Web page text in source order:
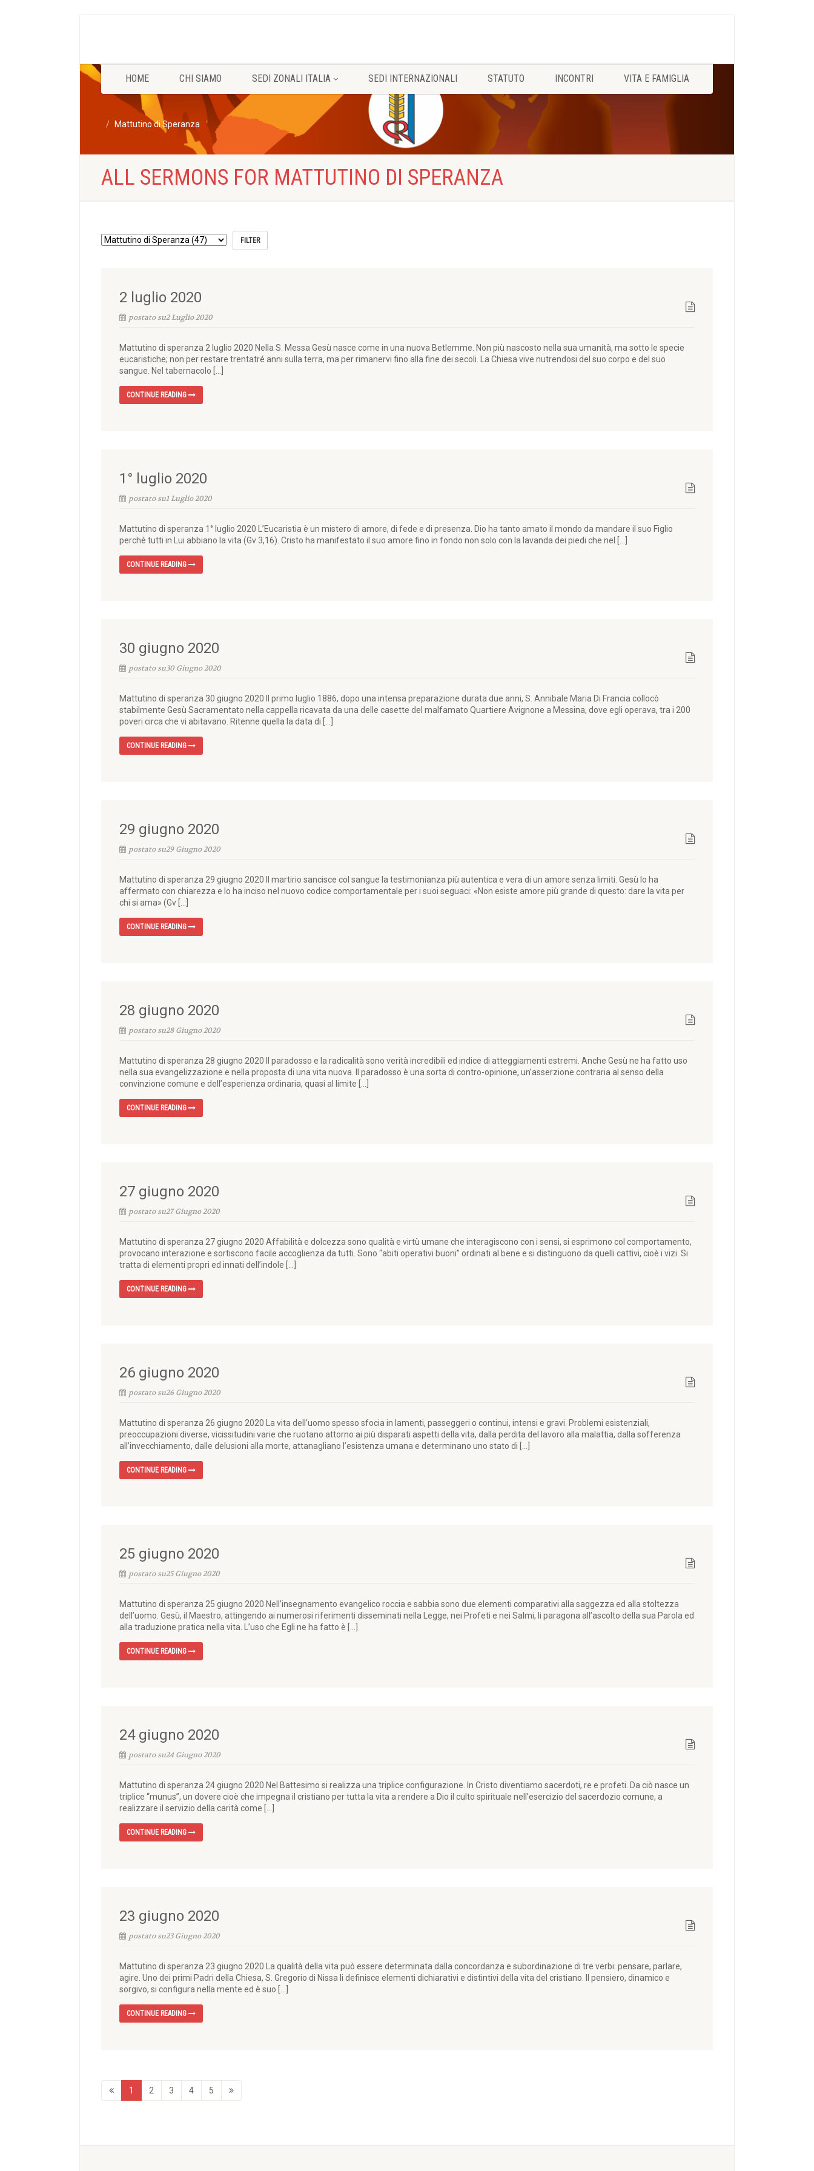
HOME CHI SIAMO SEDI ZONALI ITALIA SEDI INTERNAZIONALI STATUTO INCONTRI VITA E FAMIGLIA
Mattutino di Speranza
ALL SERMONS FOR MATTUTINO DI SPERANZA
2 luglio 2020
postato su2 Luglio 2020
Mattutino di speranza 2 luglio 2020 Nella S. Messa Gesù nasce come in una nuova Betlemme. Non più nascosto nella sua umanità, ma sotto le specie
eucaristiche; non per restare trentatré anni sulla terra, ma per rimanervi fino alla fine dei secoli. La Chiesa vive nutrendosi del suo corpo e del suo
sangue. Nel tabernacolo […]
CONTINUE READING
1° luglio 2020
postato su1 Luglio 2020
Mattutino di speranza 1° luglio 2020 L’Eucaristia è un mistero di amore, di fede e di presenza. Dio ha tanto amato il mondo da mandare il suo Figlio
perchè tutti in Lui abbiano la vita (Gv 3,16). Cristo ha manifestato il suo amore fino in fondo non solo con la lavanda dei piedi che nel […]
CONTINUE READING
30 giugno 2020
postato su30 Giugno 2020
Mattutino di speranza 30 giugno 2020 Il primo luglio 1886, dopo una intensa preparazione durata due anni, S. Annibale Maria Di Francia collocò
stabilmente Gesù Sacramentato nella cappella ricavata da una delle casette del malfamato Quartiere Avignone a Messina, dove egli operava, tra i 200
poveri circa che vi abitavano. Ritenne quella la data di […]
CONTINUE READING
29 giugno 2020
postato su29 Giugno 2020
Mattutino di speranza 29 giugno 2020 Il martirio sancisce col sangue la testimonianza più autentica e vera di un amore senza limiti. Gesù lo ha
affermato con chiarezza e lo ha inciso nel nuovo codice comportamentale per i suoi seguaci: «Non esiste amore più grande di questo: dare la vita per
chi si ama» (Gv […]
CONTINUE READING
28 giugno 2020
postato su28 Giugno 2020
Mattutino di speranza 28 giugno 2020 Il paradosso e la radicalità sono verità incredibili ed indice di atteggiamenti estremi. Anche Gesù ne ha fatto uso
nella sua evangelizzazione e nella proposta di una vita nuova. Il paradosso è una sorta di contro-opinione, un’asserzione contraria al senso della
convinzione comune e dell’esperienza ordinaria, quasi al limite […]
CONTINUE READING
27 giugno 2020
postato su27 Giugno 2020
Mattutino di speranza 27 giugno 2020 Affabilità e dolcezza sono qualità e virtù umane che interagiscono con i sensi, si esprimono col comportamento,
provocano interazione e sortiscono facile accoglienza da tutti. Sono “abiti operativi buoni” ordinati al bene e si distinguono da quelli cattivi, cioè i vizi. Si
tratta di elementi propri ed innati dell’indole […]
CONTINUE READING
26 giugno 2020
postato su26 Giugno 2020
Mattutino di speranza 26 giugno 2020 La vita dell’uomo spesso sfocia in lamenti, passeggeri o continui, intensi e gravi. Problemi esistenziali,
preoccupazioni diverse, vicissitudini varie che ruotano attorno ai più disparati aspetti della vita, dalla perdita del lavoro alla malattia, dalla sofferenza
all’invecchiamento, dalle delusioni alla morte, attanagliano l’esistenza umana e determinano uno stato di […]
CONTINUE READING
25 giugno 2020
postato su25 Giugno 2020
Mattutino di speranza 25 giugno 2020 Nell’insegnamento evangelico roccia e sabbia sono due elementi comparativi alla saggezza ed alla stoltezza
dell’uomo. Gesù, il Maestro, attingendo ai numerosi riferimenti disseminati nella Legge, nei Profeti e nei Salmi, li paragona all’ascolto della sua Parola ed
alla traduzione pratica nella vita. L’uso che Egli ne ha fatto è […]
CONTINUE READING
24 giugno 2020
postato su24 Giugno 2020
Mattutino di speranza 24 giugno 2020 Nel Battesimo si realizza una triplice configurazione. In Cristo diventiamo sacerdoti, re e profeti. Da ciò nasce un
triplice “munus”, un dovere cioè che impegna il cristiano per tutta la vita a rendere a Dio il culto spirituale nell’esercizio del sacerdozio comune, a
realizzare il servizio della carità come […]
CONTINUE READING
23 giugno 2020
postato su23 Giugno 2020
Mattutino di speranza 23 giugno 2020 La qualità della vita può essere determinata dalla concordanza e subordinazione di tre verbi: pensare, parlare,
agire. Uno dei primi Padri della Chiesa, S. Gregorio di Nissa li definisce elementi dichiarativi e distintivi della vita del cristiano. Il pensiero, dinamico e
sorgivo, si configura nella mente ed è suo […]
CONTINUE READING
1 2 3 4 5